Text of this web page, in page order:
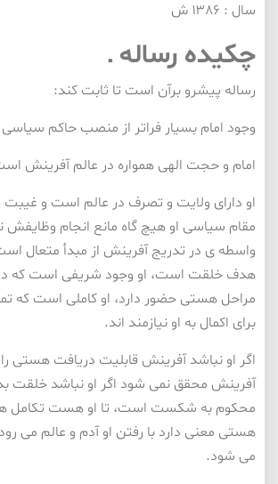
سال : ۱۳۸۶ ش
چكیده رساله ـ
رساله پیشرو برآن است تا ثابت كند:
وجود امام بسیار فراتر از منصب حاكم
امام و حجت الهی همواره در عالم آفرینش
او دارای ولایت و تصرف در عالم است و
مقام سیاسی او هیچ گاه مانع انجام وظایفش
واسطه ی در تدریج آفرینش از مبدأ متعال
هدف خلقت است، او وجود شریفی است كه در
مراحل هستی حضور دارد، او كاملی است كه
برای اكمال به او نیازمند اند.
اگر او نباشد آفرینش قابلیت دریافت هستی را
آفرینش محقق نمی شود اگر او نباشد خلقت
محكوم به شكست است، تا او هست تكامل
هستی معنی دارد با رفتن او آدم و عالم می
می شود.